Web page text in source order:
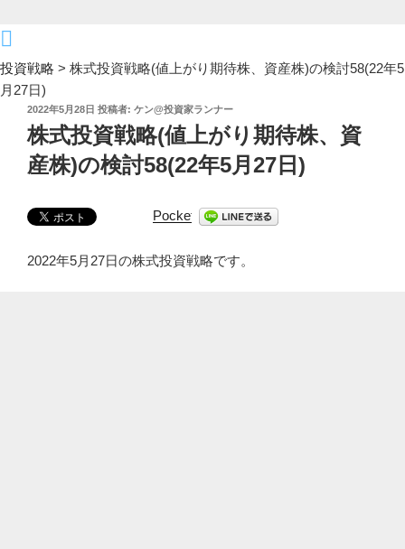
投資戦略 > 株式投資戦略(値上がり期待株、資産株)の検討58(22年5
月27日)
投
稿
日:
2022年5月28日 投稿者: ケン@投資家ランナー
株式投資戦略(値上がり期待株、資
産株)の検討58(22年5月27日)
Pocket
2022年5月27日の株式投資戦略です。